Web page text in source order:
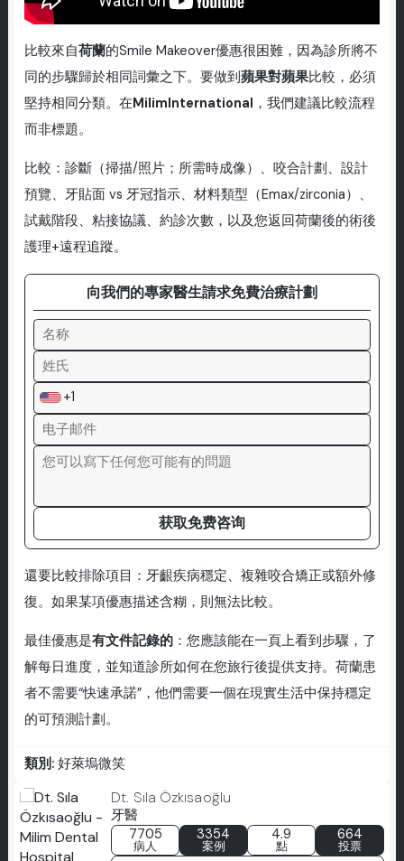
比較來自荷蘭的Smile Makeover優惠很困難，因為診所將不
同的步驟歸於相同詞彙之下。要做到 蘋果對蘋果比較，必須
堅持相同分類。在MilimInternational ，我們建議比較流程
而非標題。
比較：診斷（掃描/照片；所需時成像）、咬合計劃、設計
預覽、牙貼面 vs 牙冠指示、材料類型（Emax/zirconia）、
試戴階段、粘接協議、約診次數，以及您返回荷蘭後的術後
護理+遠程追蹤。
向我們的專家醫生請求免費治療計劃
+1
获取免费咨询
還要比較排除項目：牙齦疾病穩定、複雜咬合矯正或額外修
復。如果某項優惠描述含糊，則無法比較。
最佳優惠是有文件記錄的：您應該能在一頁上看到步驟，了
解每日進度，並知道診所如何在您旅行後提供支持。荷蘭患
者不需要“快速承諾”，他們需要一個在現實生活中保持穩定
的可預測計劃。
類別: 好萊塢微笑
Dt. Sıla Özkısaoğlu
牙醫
7705
病人
3354
案例
4.9
點
664
投票